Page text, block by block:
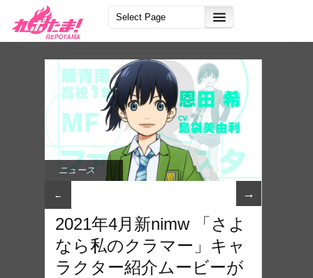
ニュース
← →
2021年4月新nimw 「さよ
なら私のクラマー」キャ
ラクター紹介ムービーが